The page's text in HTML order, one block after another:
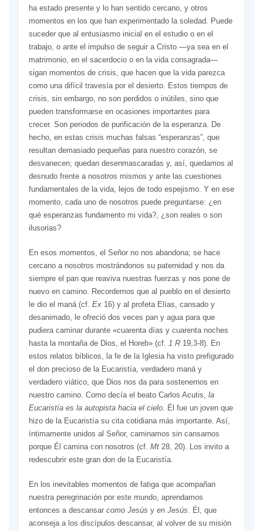
ha estado presente y lo han sentido cercano, y otros
momentos en los que han experimentado la soledad. Puede
suceder que al entusiasmo inicial en el estudio o en el
trabajo, o ante el impulso de seguir a Cristo —ya sea en el
matrimonio, en el sacerdocio o en la vida consagrada—
sigan momentos de crisis, que hacen que la vida parezca
como una difícil travesía por el desierto. Estos tiempos de
crisis, sin embargo, no son perdidos o inútiles, sino que
pueden transformarse en ocasiones importantes para
crecer. Son periodos de purificación de la esperanza. De
hecho, en estas crisis muchas falsas “esperanzas”, que
resultan demasiado pequeñas para nuestro corazón, se
desvanecen; quedan desenmascaradas y, así, quedamos al
desnudo frente a nosotros mismos y ante las cuestiones
fundamentales de la vida, lejos de todo espejismo. Y en ese
momento, cada uno de nosotros puede preguntarse: ¿en
qué esperanzas fundamento mi vida?, ¿son reales o son
ilusorias?
En esos momentos, el Señor no nos abandona; se hace
cercano a nosotros mostrándonos su paternidad y nos da
siempre el pan que reaviva nuestras fuerzas y nos pone de
nuevo en camino. Recordemos que al pueblo en el desierto
le dio el maná (cf. Ex16) y al profeta Elías, cansado y
desanimado, le ofreció dos veces pan y agua para que
pudiera caminar durante «cuarenta días y cuarenta noches
hasta la montaña de Dios, el Horeb» (cf. 1 R19,3-8). En
estos relatos bíblicos, la fe de la Iglesia ha visto prefigurado
el don precioso de la Eucaristía, verdadero maná y
verdadero viático, que Dios nos da para sostenernos en
nuestro camino. Como decía el beato Carlos Acutis, la
Eucaristía es la autopista hacia el cielo. Él fue un joven que
hizo de la Eucaristía su cita cotidiana más importante. Así,
íntimamente unidos al Señor, caminamos sin cansarnos
porque Él camina con nosotros (cf. Mt 28, 20). Los invito a
redescubrir este gran don de la Eucaristía.
En los inevitables momentos de fatiga que acompañan
nuestra peregrinación por este mundo, aprendamos
entonces a descansar como Jesús yen Jesús. Él, que
aconseja a los discípulos descansar, al volver de su misión